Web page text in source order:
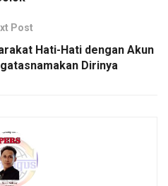
Post
Hati-Hati dengan Akun
Dirinya